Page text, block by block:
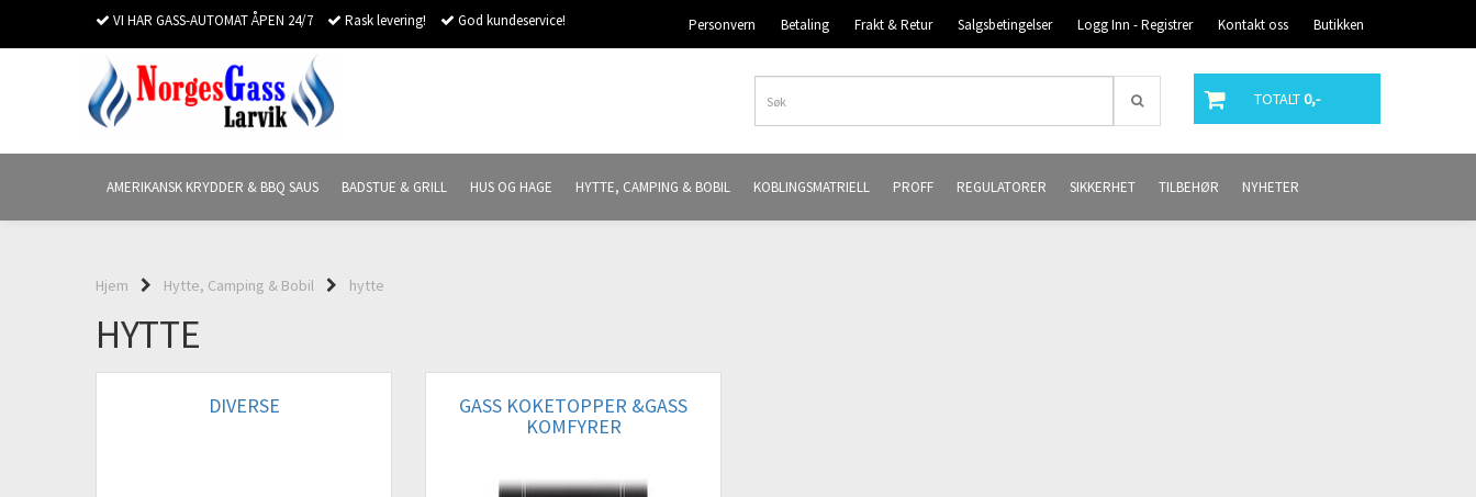
VI HAR GASS-AUTOMAT ÅPEN 24/7 Rask levering! God kundeservice! Personvern Betaling Frakt & Retur Salgsbetingelser Logg Inn - Registrer Kontakt oss Butikken
TOTALT0,-
AMERIKANSK KRYDDER & BBQ SAUS BADSTUE & GRILL HUS OG HAGE HYTTE, CAMPING & BOBIL KOBLINGSMATRIELL PROFF REGULATORER SIKKERHET TILBEHØR NYHETER
Hjem Hytte, Camping & Bobil hytte
HYTTE
DIVERSE
GASS KOKETOPPER &GASS
KOMFYRER